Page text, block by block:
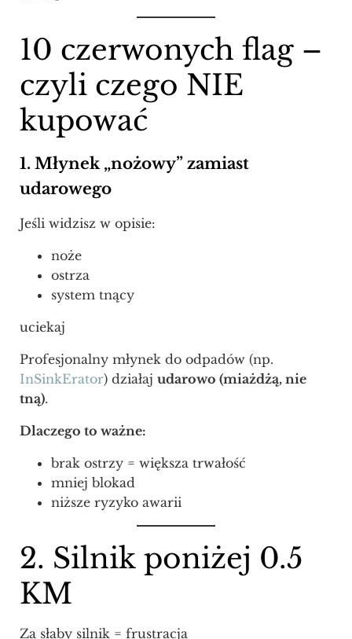
10 czerwonych flag –
czyli czego NIE
kupować
1. Młynek „nożowy” zamiast
udarowego
Jeśli widzisz w opisie:
noże
ostrza
system tnący
uciekaj
Profesjonalny młynek do odpadów (np.
InSinkErator) działaj udarowo (miażdżą, nie
tną).
Dlaczego to ważne:
brak ostrzy = większa trwałość
mniej blokad
niższe ryzyko awarii
2. Silnik poniżej 0.5
KM
Za słaby silnik = frustracja